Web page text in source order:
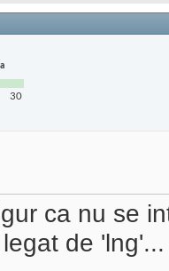
30
ca nu se
de